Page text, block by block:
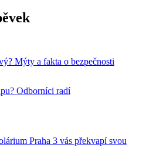
Mýty a fakta o bezpečnosti
Odborníci radí